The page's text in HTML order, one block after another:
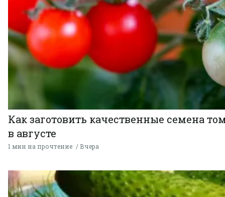
Как заготовить качественные семена
в августе
1 мин на прочтение Вчера